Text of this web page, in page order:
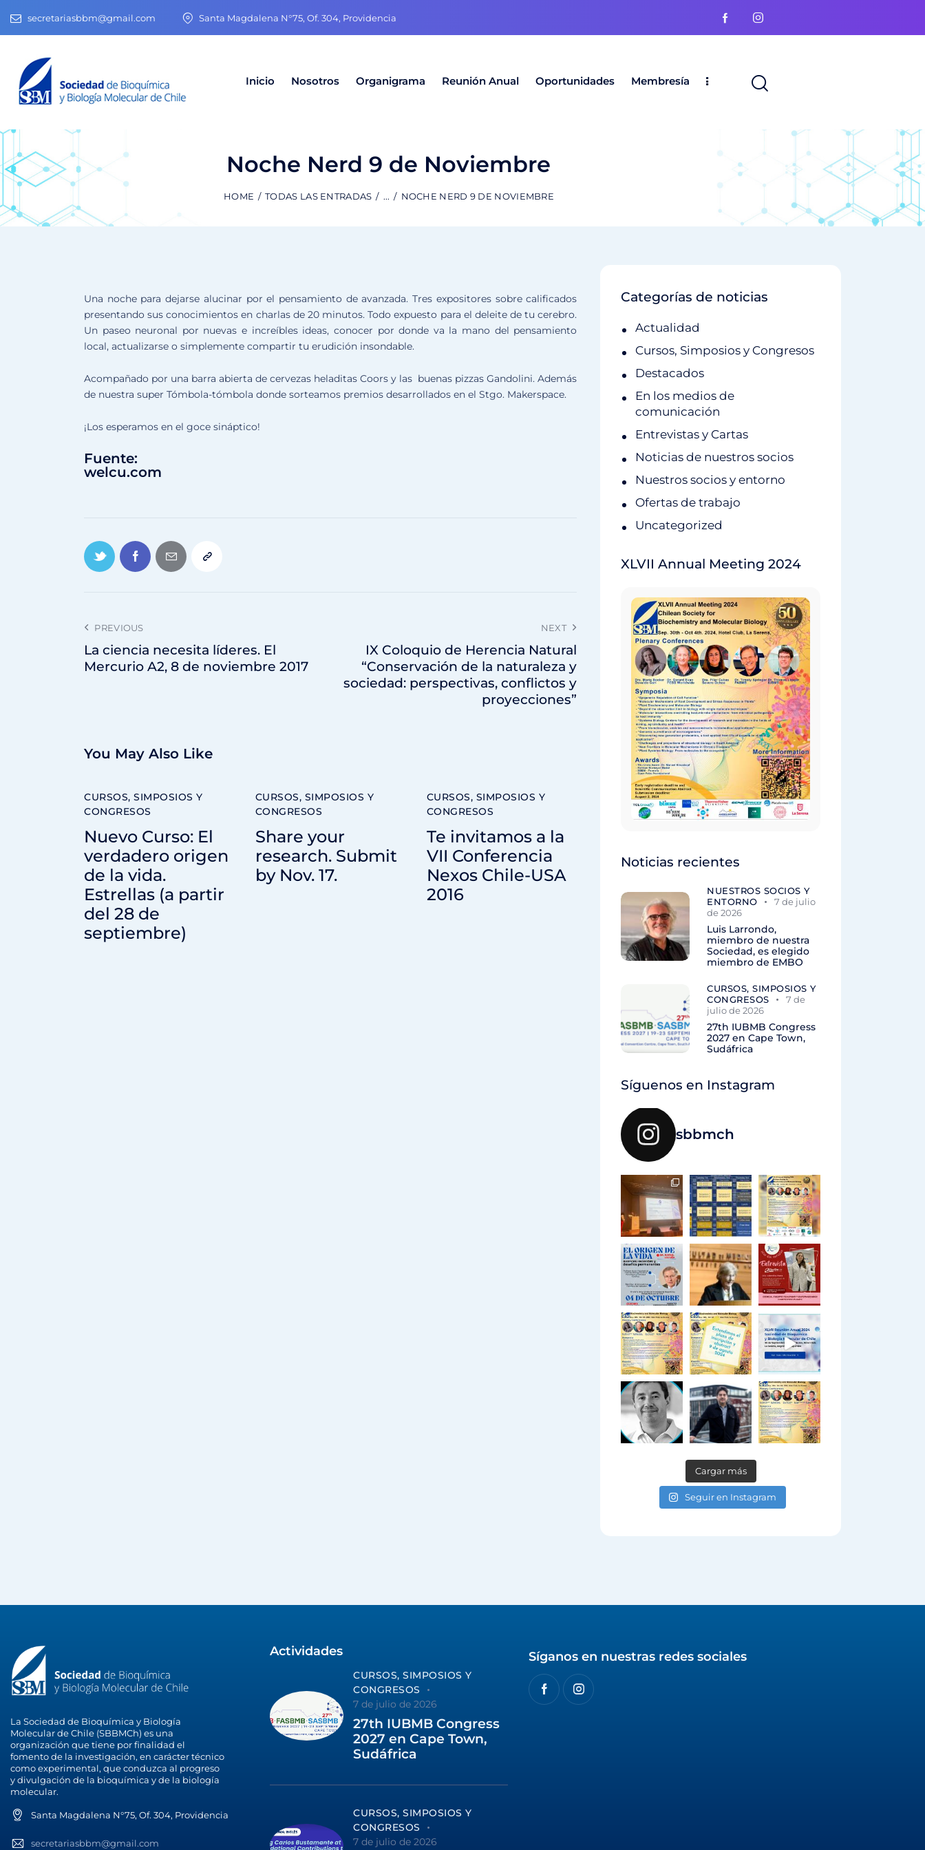
secretariasbbm@gmail.com Santa Magdalena N°75, Of. 304, Providencia
Inicio Nosotros Organigrama Reunión Anual Oportunidades Membresía
Noche Nerd 9 de Noviembre
HOME TODAS LAS ENTRADAS ... NOCHE NERD 9 DE NOVIEMBRE
Una noche para dejarse alucinar por el pensamiento de avanzada. Tres expositores sobre calificados
presentando sus conocimientos en charlas de 20 minutos. Todo expuesto para el deleite de tu cerebro.
Un paseo neuronal por nuevas e increíbles ideas, conocer por donde va la mano del pensamiento
local, actualizarse o simplemente compartir tu erudición insondable.
Acompañado por una barra abierta de cervezas heladitas Coors y las buenas pizzas Gandolini. Además
de nuestra super Tómbola-tómbola donde sorteamos premios desarrollados en el Stgo. Makerspace.
¡Los esperamos en el goce sináptico!
Fuente:
welcu.com
PREVIOUS
La ciencia necesita líderes. El
Mercurio A2, 8 de noviembre 2017
NEXT
IX Coloquio de Herencia Natural
“Conservación de la naturaleza y
sociedad: perspectivas, conflictos y
proyecciones”
You May Also Like
CURSOS, SIMPOSIOS Y
CONGRESOS
Nuevo Curso: El
verdadero origen
de la vida.
Estrellas (a partir
del 28 de
septiembre)
CURSOS, SIMPOSIOS Y
CONGRESOS
Share your
research. Submit
by Nov. 17.
CURSOS, SIMPOSIOS Y
CONGRESOS
Te invitamos a la
VII Conferencia
Nexos Chile-USA
2016
Categorías de noticias
Actualidad
Cursos, Simposios y Congresos
Destacados
En los medios de
comunicación
Entrevistas y Cartas
Noticias de nuestros socios
Nuestros socios y entorno
Ofertas de trabajo
Uncategorized
XLVII Annual Meeting 2024
Noticias recientes
NUESTROS SOCIOS Y
ENTORNO
7 de julio
de 2026
Luis Larrondo,
miembro de nuestra
Sociedad, es elegido
miembro de EMBO
CURSOS, SIMPOSIOS Y
CONGRESOS
7 de
julio de 2026
27th IUBMB Congress
2027 en Cape Town,
Sudáfrica
Síguenos en Instagram
sbbmch
Cargar más
Seguir en Instagram
La Sociedad de Bioquímica y Biología
Molecular de Chile (SBBMCh) es una
organización que tiene por finalidad el
fomento de la investigación, en carácter técnico
como experimental, que conduzca al progreso
y divulgación de la bioquímica y de la biología
molecular.
Santa Magdalena N°75, Of. 304, Providencia
secretariasbbm@gmail.com
Actividades
CURSOS, SIMPOSIOS Y
CONGRESOS
7 de julio de 2026
27th IUBMB Congress
2027 en Cape Town,
Sudáfrica
CURSOS, SIMPOSIOS Y
CONGRESOS
7 de julio de 2026
Síganos en nuestras redes sociales